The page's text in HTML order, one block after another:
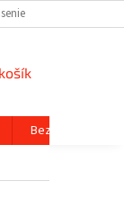
Bezpečnostné